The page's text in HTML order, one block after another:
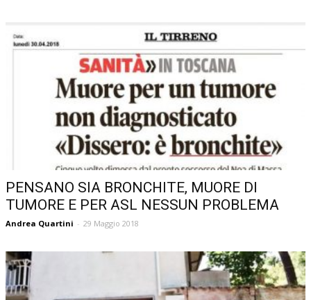
PENSANO SIA BRONCHITE, MUORE DI
TUMORE E PER ASL NESSUN PROBLEMA
Andrea Quartini - 29 Maggio 2018